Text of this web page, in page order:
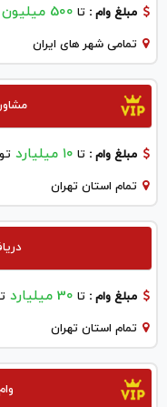
مبلغ وام : تا 500 میلیون
تمامی شهر های ایران
مبلغ وام : تا ۱۰ میلیارد
تمام استان تهران
مبلغ وام : تا 30 میلیارد
تمام استان تهران
وام